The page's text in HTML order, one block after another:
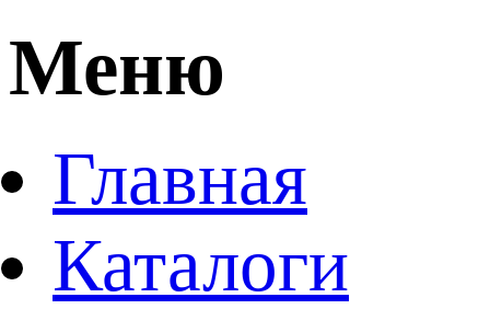
Меню
Главная
Каталоги